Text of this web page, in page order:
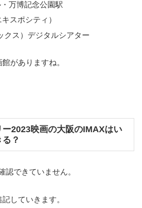
万博記念公園駅
スポシティ）
クス）デジタルシアター
がありますね。
2023映画の大阪のIMAXはい
？
認できていません。
していきます。